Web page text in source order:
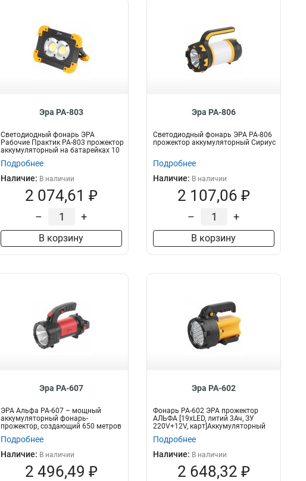
Эра PA-803
Светодиодный фонарь ЭРА
Рабочие Практик PA-803 прожектор
аккумуляторный на батарейках 10
Вт COB...
Подробнее
Наличие: В наличии
2 074,61 ₽
– +
В корзину
Эра PA-806
Светодиодный фонарь ЭРА PA-806
прожектор аккумуляторный Сириус
Подробнее
Наличие: В наличии
2 107,06 ₽
– +
В корзину
Эра PA-607
ЭРА Альфа PA-607 – мощный
аккумуляторный фонарь-
прожектор, создающий 650 метров
освещения...
Подробнее
Наличие: В наличии
2 496,49 ₽
Эра PA-602
Фонарь PA-602 ЭРА прожектор
АЛЬФА [19xLED, литий 3Ач, ЗУ
220V+12V, карт]Аккумуляторный
светодио...
Подробнее
Наличие: В наличии
2 648,32 ₽